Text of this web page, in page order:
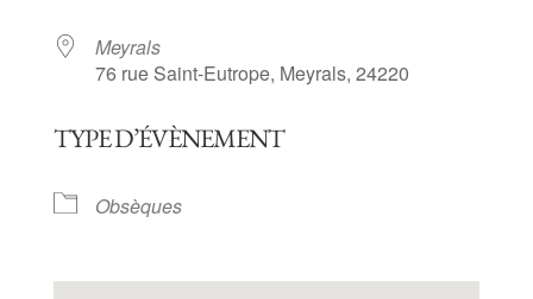
Meyrals
76 rue Saint-Eutrope, Meyrals, 24220
TYPE D’ÉVÈNEMENT
Obsèques